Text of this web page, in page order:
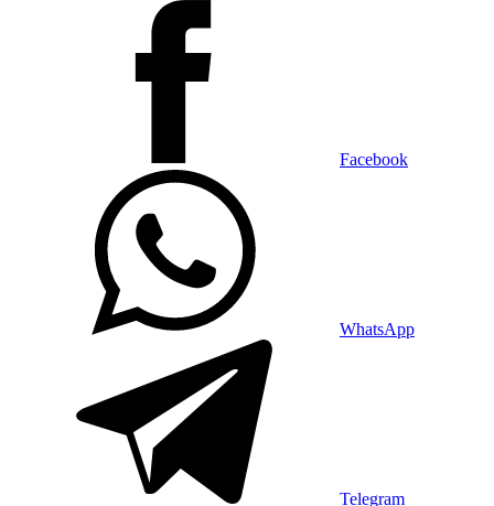
Facebook
WhatsApp
Telegram